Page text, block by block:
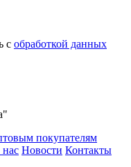
с обработкой данных
покупателям
Новости Контакты